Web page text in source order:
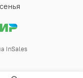
InSales